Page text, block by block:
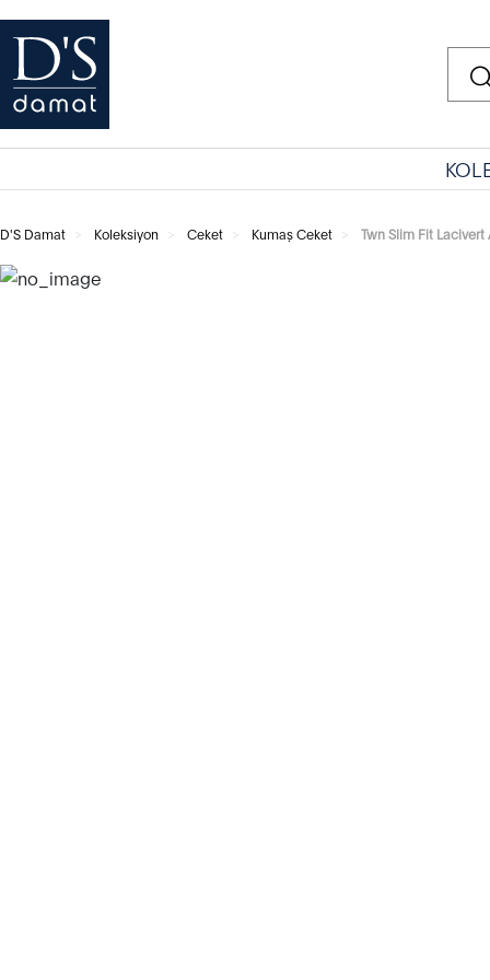
D'S Damat Koleksiyon Ceket Kumaş Ceket Twn Slim Fit